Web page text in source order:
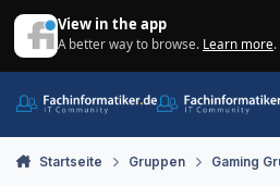
View in the app
A better way to browse. Learn more.
Startseite Gruppen Gaming